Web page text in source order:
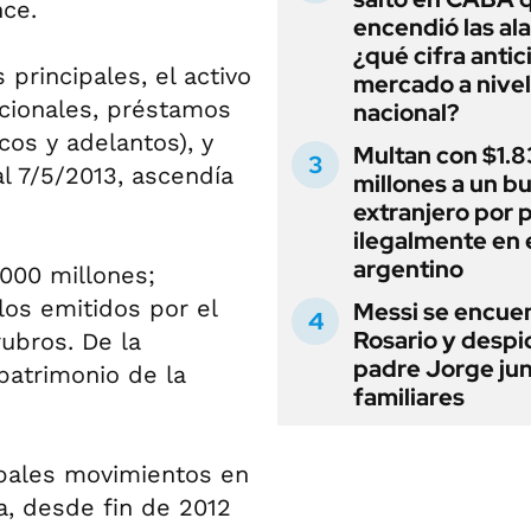
principales, el activo
préstamos
y adelantos), y
7/5/2013, ascendía
millones;
emitidos por el
De la
de la
movimientos en
desde fin de 2012
encendió las
¿qué cifra
mercado a nivel
nacional?
Multan con
millones a un
extranjero por
ilegalmente en
argentino
Messi se
Rosario y
padre Jorge
familiares